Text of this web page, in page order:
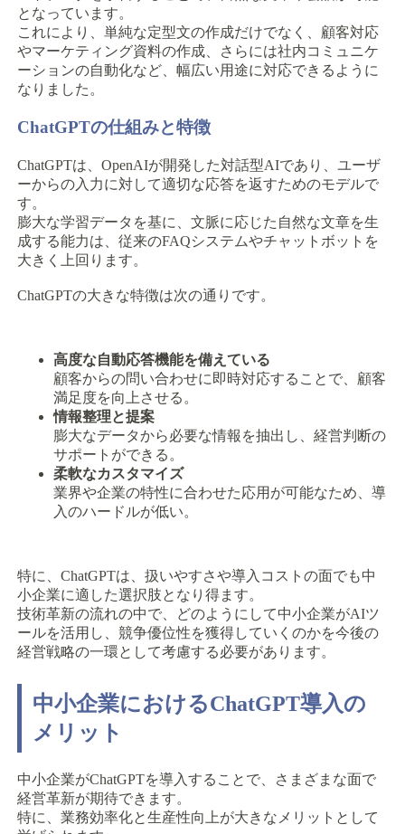
となっています。
これにより、単純な定型文の作成だけでなく、顧客対応
やマーケティング資料の作成、さらには社内コミュニケ
ーションの自動化など、幅広い用途に対応できるように
なりました。
ChatGPTの仕組みと特徴
ChatGPTは、OpenAIが開発した対話型AIであり、ユーザ
ーからの入力に対して適切な応答を返すためのモデルで
す。
膨大な学習データを基に、文脈に応じた自然な文章を生
成する能力は、従来のFAQシステムやチャットボットを
大きく上回ります。
ChatGPTの大きな特徴は次の通りです。
高度な自動応答機能を備えている
顧客からの問い合わせに即時対応することで、顧客
満足度を向上させる。
情報整理と提案
膨大なデータから必要な情報を抽出し、経営判断の
サポートができる。
柔軟なカスタマイズ
業界や企業の特性に合わせた応用が可能なため、導
入のハードルが低い。
特に、ChatGPTは、扱いやすさや導入コストの面でも中
小企業に適した選択肢となり得ます。
技術革新の流れの中で、どのようにして中小企業がAIツ
ールを活用し、競争優位性を獲得していくのかを今後の
経営戦略の一環として考慮する必要があります。
中小企業におけるChatGPT導入の
メリット
中小企業がChatGPTを導入することで、さまざまな面で
経営革新が期待できます。
特に、業務効率化と生産性向上が大きなメリットとして